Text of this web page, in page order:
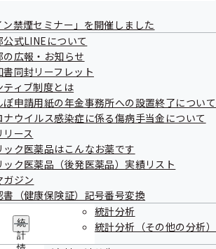
禁煙セミナー」を開催しました
公式LINEについて
の広報・お知らせ
書同封リーフレット
ティブ制度とは
ぽ申請用紙の年金事務所への設置終了について
ナウイルス感染症に係る傷病手当金について
リース
ック医薬品はこんなお薬です
ック医薬品（後発医薬品）実績リスト
ガジン
書（健康保険証）記号番号変換
統
計
統計分析
統計分析（その他の分析）
協会けんぽについて
お知らせ
よくあるご質問
についてアクセシビリティポリシー
全国健康保険協会
Insurance Association. All Rights Reserved.